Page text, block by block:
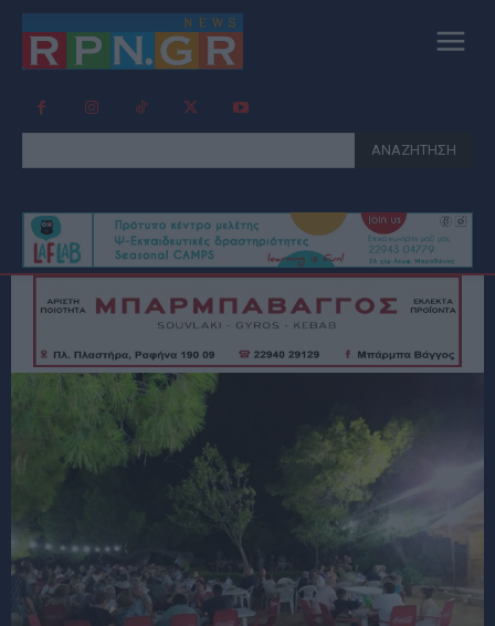
ΑΝΑΖΗΤΗΣΗ